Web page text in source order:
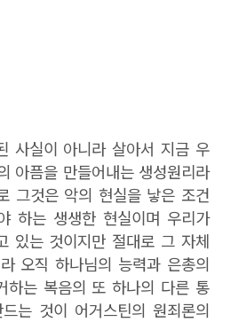
사실이 아니라 살아서 지금 우
아픔을 만들어내는 생성원리라
그것은 악의 현실을 낳은 조건
하는 생생한 현실이며 우리가
있는 것이지만 절대로 그 자체
오직 하나님의 능력과 은총의
하는 복음의 또 하나의 다른 통
는 것이 어거스틴의 원죄론의